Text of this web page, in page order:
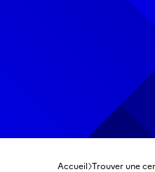
Accueil Trouver une